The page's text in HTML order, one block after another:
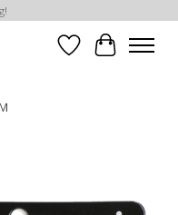
Verlanglijst